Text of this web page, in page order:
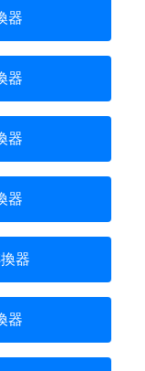
器
器
器
器
器
器